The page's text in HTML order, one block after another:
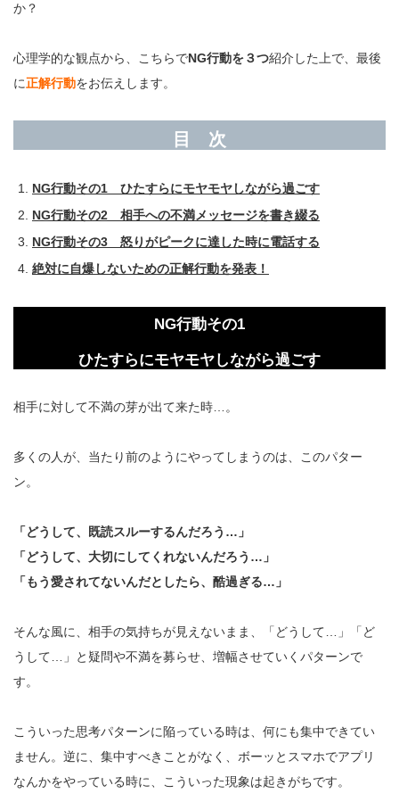
か？
心理学的な観点から、こちらでNG行動を３つ紹介した上で、最後
に正解行動をお伝えします。
目 次
NG行動その1 ひたすらにモヤモヤしながら過ごす
NG行動その2 相手への不満メッセージを書き綴る
NG行動その3 怒りがピークに達した時に電話する
絶対に自爆しないための正解行動を発表！
NG行動その1
ひたすらにモヤモヤしながら過ごす
相手に対して不満の芽が出て来た時…。
多くの人が、当たり前のようにやってしまうのは、このパター
ン。
「どうして、既読スルーするんだろう…」
「どうして、大切にしてくれないんだろう…」
「もう愛されてないんだとしたら、酷過ぎる…」
そんな風に、相手の気持ちが見えないまま、「どうして…」「ど
うして…」と疑問や不満を募らせ、増幅させていくパターンで
す。
こういった思考パターンに陥っている時は、何にも集中できてい
ません。逆に、集中すべきことがなく、ボーッとスマホでアプリ
なんかをやっている時に、こういった現象は起きがちです。